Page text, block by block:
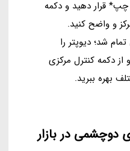
قرار دهید و دکمه
و واضح کنید.
شد؛ دیوپتر را
دکمه کنترل مرکزی
بهره ببرید.
دوچشمی در بازار